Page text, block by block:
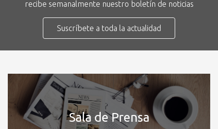
recibe semanalmente nuestro boletín de noticias
Suscríbete a toda la actualidad
Sala de Prensa